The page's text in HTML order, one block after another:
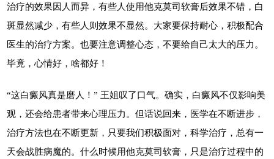
治疗的效果因人而异，有些人使用他克莫司软膏后效果不错，白
斑显然减少，有些人则效果不显然。大家要保持耐心，积极配合
医生的治疗方案。也要注意调整心态，不要给自己太大的压力。
毕竟，心情好，啥都好！
“这白癜风真是磨人！” 王姐叹了口气。确实，白癜风不仅影响美
观，还会给患者带来心理压力。但话说回来，医学在不断进步，
治疗方法也在不断更新，只要我们积极面对，科学治疗，总有一
天会战胜病魔的。什么时候用他克莫司软膏，只是治疗过程中的